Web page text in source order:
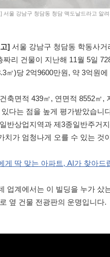
서울 강남구 청담동 청담 맥도날드라고 알
] 서울 강남구 청담동 학동사
짜리 건물이 지난해 11월 5일
㎡)당 2억9600만원, 약 3억원
축면적 439㎡, 연면적 8552㎡,
있다는 점을 높게 평가받았습니
반상업지역과 제3종일반주거
치가 엄청나게 오를 수 있는 것
게 딱 맞는 아파트, AI가 찾아드
업계에서는 이 빌딩을 누가 샀
옆 건물 전광판의 운명입니다.